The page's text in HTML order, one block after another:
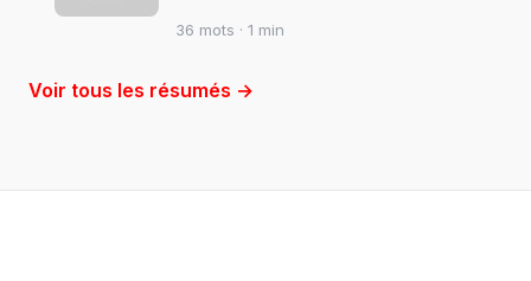
36 mots · 1 min
Voir tous les résumés →